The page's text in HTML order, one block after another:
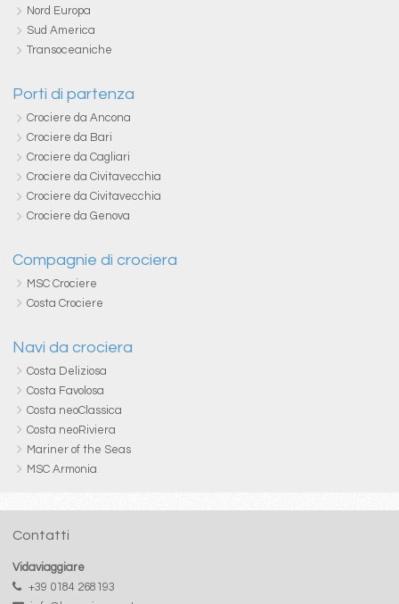
Nord Europa
Sud America
Transoceaniche
Porti di partenza
Crociere da Ancona
Crociere da Bari
Crociere da Cagliari
Crociere da Civitavecchia
Crociere da Civitavecchia
Crociere da Genova
Compagnie di crociera
MSC Crociere
Costa Crociere
Navi da crociera
Costa Deliziosa
Costa Favolosa
Costa neoClassica
Costa neoRiviera
Mariner of the Seas
MSC Armonia
Contatti
Vidaviaggiare
+39 0184 268193